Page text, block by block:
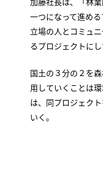
一つになって進め
立場の人とコミュ
るプロジェクトに
国土の３分の２を
用していくことは
は、同プロジェク
いく。